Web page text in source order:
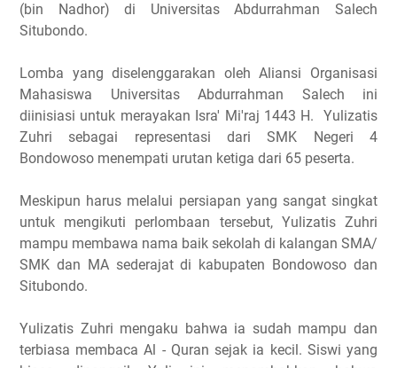
(bin Nadhor) di Universitas Abdurrahman Salech
Situbondo.
Lomba yang diselenggarakan oleh Aliansi Organisasi
Mahasiswa Universitas Abdurrahman Salech ini
diinisiasi untuk merayakan Isra' Mi'raj 1443 H. Yulizatis
Zuhri sebagai representasi dari SMK Negeri 4
Bondowoso menempati urutan ketiga dari 65 peserta.
Meskipun harus melalui persiapan yang sangat singkat
untuk mengikuti perlombaan tersebut, Yulizatis Zuhri
mampu membawa nama baik sekolah di kalangan SMA/
SMK dan MA sederajat di kabupaten Bondowoso dan
Situbondo.
Yulizatis Zuhri mengaku bahwa ia sudah mampu dan
terbiasa membaca Al - Quran sejak ia kecil. Siswi yang